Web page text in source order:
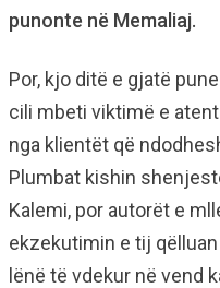
punonte në Memaliaj.
Por, kjo ditë e gjatë
cili mbeti viktimë e
nga klientët që
Plumbat kishin
Kalemi, por autorët e
ekzekutimin e tij
lënë të vdekur në vend